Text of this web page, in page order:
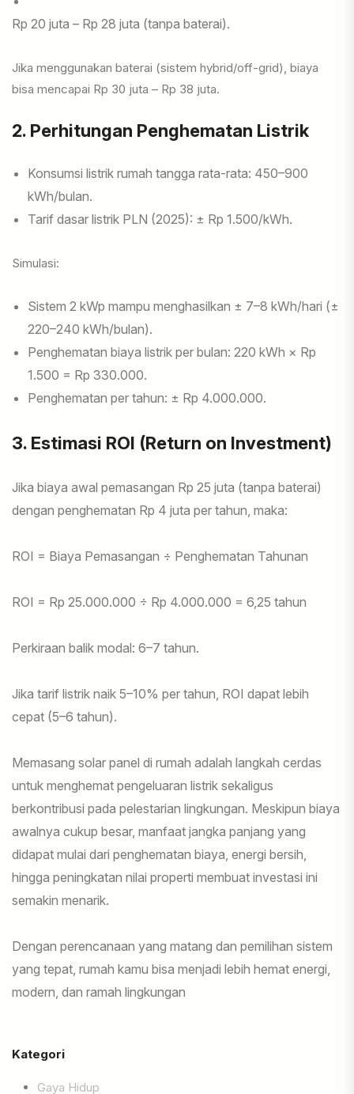
Rp 20 juta – Rp 28 juta (tanpa baterai).
Jika menggunakan baterai (sistem hybrid/off-grid), biaya
bisa mencapai Rp 30 juta – Rp 38 juta.
2. Perhitungan Penghematan Listrik
Konsumsi listrik rumah tangga rata-rata: 450–900
kWh/bulan.
Tarif dasar listrik PLN (2025): ± Rp 1.500/kWh.
Simulasi:
Sistem 2 kWp mampu menghasilkan ± 7–8 kWh/hari (±
220–240 kWh/bulan).
Penghematan biaya listrik per bulan: 220 kWh × Rp
1.500 = Rp 330.000.
Penghematan per tahun: ± Rp 4.000.000.
3. Estimasi ROI (Return on Investment)
Jika biaya awal pemasangan Rp 25 juta (tanpa baterai)
dengan penghematan Rp 4 juta per tahun, maka:
ROI = Biaya Pemasangan ÷ Penghematan Tahunan
ROI = Rp 25.000.000 ÷ Rp 4.000.000 = 6,25 tahun
Perkiraan balik modal: 6–7 tahun.
Jika tarif listrik naik 5–10% per tahun, ROI dapat lebih
cepat (5–6 tahun).
Memasang solar panel di rumah adalah langkah cerdas
untuk menghemat pengeluaran listrik sekaligus
berkontribusi pada pelestarian lingkungan. Meskipun biaya
awalnya cukup besar, manfaat jangka panjang yang
didapat mulai dari penghematan biaya, energi bersih,
hingga peningkatan nilai properti membuat investasi ini
semakin menarik.
Dengan perencanaan yang matang dan pemilihan sistem
yang tepat, rumah kamu bisa menjadi lebih hemat energi,
modern, dan ramah lingkungan
Kategori
Gaya Hidup